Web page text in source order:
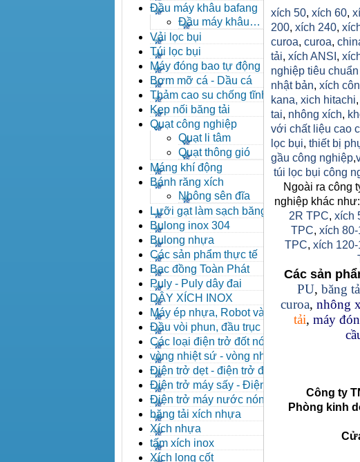
Đầu máy khâu bafang
Đầu máy khâu
Bafang
Vải lọc bụi
Túi lọc bụi
Máy đóng bao tự động
Bơm mỡ cá - Dầu cá
Thảm cao su chống tĩnh
điện
Kẹp nối băng tải
Quạt công nghiệp
Quạt li tâm
Quạt thông gió
Máng khí động
Bánh răng xích
Nhông sên đĩa
Lưỡi gạt làm sạch băng tải
Bulong inox 304
Bulong nhựa
Các sản phẩm thực tế
Bạc đồng Toàn Phát
Puly - Puly dây đai
DÂY XÍCH INOX
Máy ép nhựa, Robot và các
thiết bị máy phụ trợ
Đầu vòi phun, đầu trục vít,
kẹp khuôn, cảm biến
Các loại điện trở đốt nóng
vòng nhiệt sứ - vòng nhiệt
inox
Điện trở dẹt - điện trở đúc
nhôm, Halogen
Điện trở máy sấy - Điện trở
que - Điện trở U
Điện trở máy nước nóng -
Máy dầu nóng
băng tải xích nhựa
Xích nhựa
tấm xích inox
Xích long cốt
xích 50, xích 60,
200, xích 240,
curoa, curoa,
tải, xích ANSI ,
nghiệp tiêu chuẩn
nhật bản, xích
kana, xich hitachi,
tai, nhông xích,
với chất liệu cao
lọc bụi, thiết bị
gầu công nghiệp,
túi lọc bụi công
Ngoài ra công
nghiệp khác như:
2R TPC, xích
TPC, xích
TPC, xích
Các sản
PU, băng
curoa, nhông
tải, máy
Công ty
Phòng kinh
Cửa